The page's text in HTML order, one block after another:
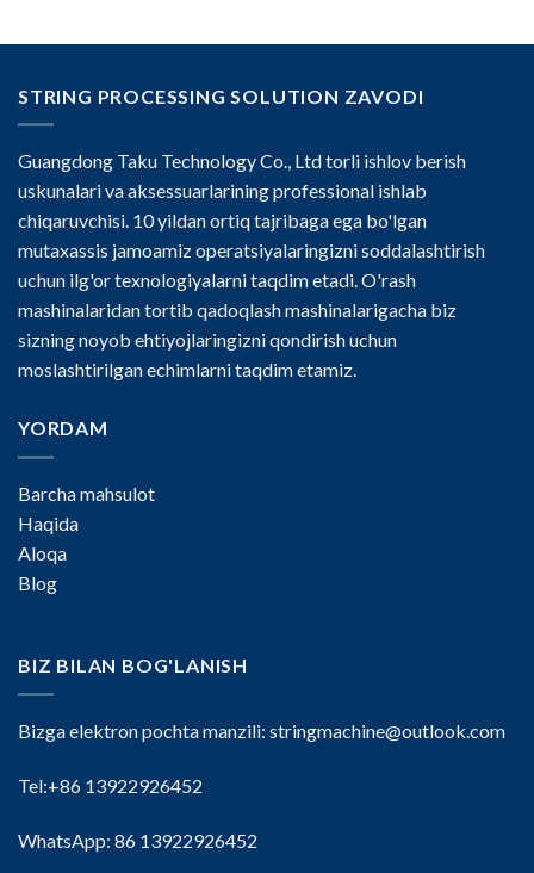
STRING PROCESSING SOLUTION ZAVODI
Guangdong Taku Technology Co., Ltd torli ishlov berish
uskunalari va aksessuarlarining professional ishlab
chiqaruvchisi. 10 yildan ortiq tajribaga ega bo'lgan
mutaxassis jamoamiz operatsiyalaringizni soddalashtirish
uchun ilg'or texnologiyalarni taqdim etadi. O'rash
mashinalaridan tortib qadoqlash mashinalarigacha biz
sizning noyob ehtiyojlaringizni qondirish uchun
moslashtirilgan echimlarni taqdim etamiz.
YORDAM
Barcha mahsulot
Haqida
Aloqa
Blog
BIZ BILAN BOG'LANISH
Bizga elektron pochta manzili: stringmachine@outlook.com
Tel:+86 13922926452
WhatsApp: 86 13922926452